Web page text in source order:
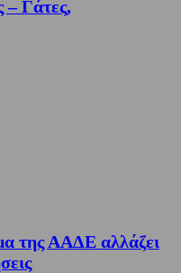
– Γάτες,
της ΑΑΔΕ αλλάζει